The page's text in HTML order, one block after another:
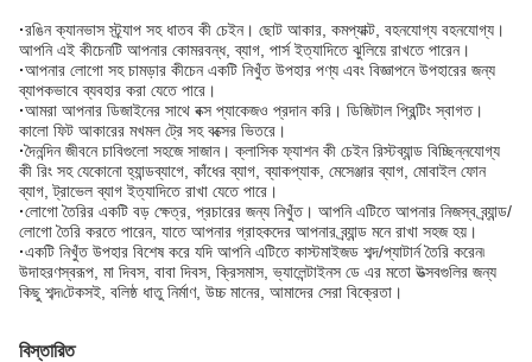
·রঙিন ক্যানভাস স্ট্র্যাপ সহ ধাতব কী চেইন। ছোট আকার, কমপ্যাক্ট, বহনযোগ্য বহনযোগ্য।
আপনি এই কীচেনটি আপনার কোমরবন্ধ, ব্যাগ, পার্স ইত্যাদিতে ঝুলিয়ে রাখতে পারেন।
·আপনার লোগো সহ চামড়ার কীচেন একটি নিখুঁত উপহার পণ্য এবং বিজ্ঞাপনে উপহারের জন্য
ব্যাপকভাবে ব্যবহার করা যেতে পারে।
·আমরা আপনার ডিজাইনের সাথে বক্স প্যাকেজও প্রদান করি। ডিজিটাল প্রিন্টিং স্বাগত।
কালো ফিট আকারের মখমল ট্রে সহ বক্সের ভিতরে।
·দৈনন্দিন জীবনে চাবিগুলো সহজে সাজান। ক্লাসিক ফ্যাশন কী চেইন রিস্টব্যান্ড বিচ্ছিন্নযোগ্য
কী রিং সহ যেকোনো হ্যান্ডব্যাগে, কাঁধের ব্যাগ, ব্যাকপ্যাক, মেসেঞ্জার ব্যাগ, মোবাইল ফোন
ব্যাগ, ট্রাভেল ব্যাগ ইত্যাদিতে রাখা যেতে পারে।
·লোগো তৈরির একটি বড় ক্ষেত্র, প্রচারের জন্য নিখুঁত। আপনি এটিতে আপনার নিজস্ব ব্র্যান্ড/
লোগো তৈরি করতে পারেন, যাতে আপনার গ্রাহকদের আপনার ব্র্যান্ড মনে রাখা সহজ হয়।
·একটি নিখুঁত উপহার বিশেষ করে যদি আপনি এটিতে কাস্টমাইজড শব্দ/প্যাটার্ন তৈরি করেন৷
উদাহরণস্বরূপ, মা দিবস, বাবা দিবস, ক্রিসমাস, ভ্যালেন্টাইনস ডে এর মতো উত্সবগুলির জন্য
কিছু শব্দ৷টেকসই, বলিষ্ঠ ধাতু নির্মাণ, উচ্চ মানের, আমাদের সেরা বিক্রেতা।
বিস্তারিত